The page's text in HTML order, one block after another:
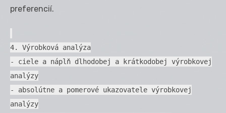
preferencií.
4. Výrobková analýza
- ciele a náplň dlhodobej a krátkodobej výrobkovej
analýzy
- absolútne a pomerové ukazovatele výrobkovej
analýzy